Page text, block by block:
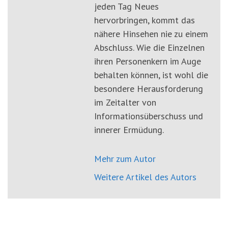
jeden Tag Neues
hervorbringen, kommt das
nähere Hinsehen nie zu einem
Abschluss. Wie die Einzelnen
ihren Personenkern im Auge
behalten können, ist wohl die
besondere Herausforderung
im Zeitalter von
Informationsüberschuss und
innerer Ermüdung.
Mehr zum Autor
Weitere Artikel des Autors